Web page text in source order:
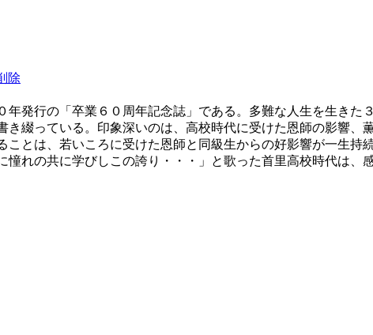
除
発行の「卒業６０周年記念誌」である。多難な人生を生きた
綴っている。印象深いのは、高校時代に受けた恩師の影響、
とは、若いころに受けた恩師と同級生からの好影響が一生持
れの共に学びしこの誇り・・・」と歌った首里高校時代は、